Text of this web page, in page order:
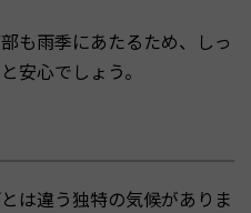
も雨季にあたるため、しっ
安心でしょう。
は違う独特の気候がありま